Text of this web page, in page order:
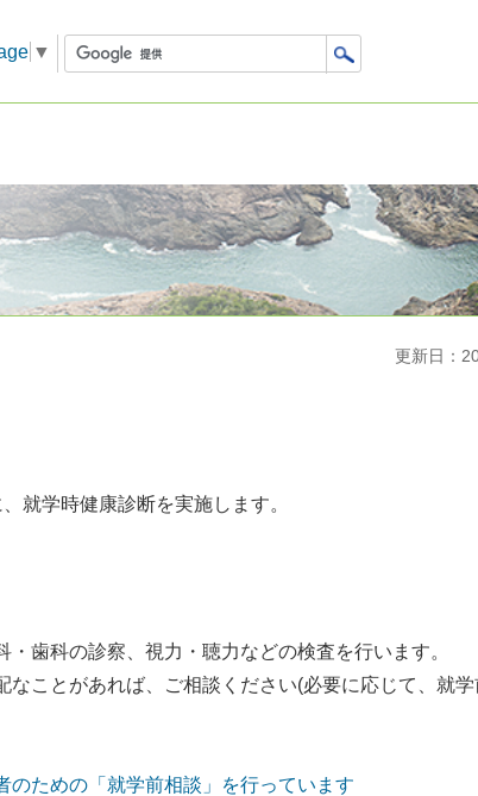
▼
更新日：
就学時健康診断を実施します。
歯科の診察、視力・聴力などの検査を行います。
ことがあれば、ご相談ください(必要に応じて、就学
ための「就学前相談」を行っています